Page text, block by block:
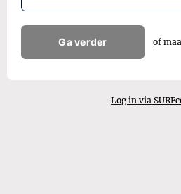
Ga verder of
Log in via